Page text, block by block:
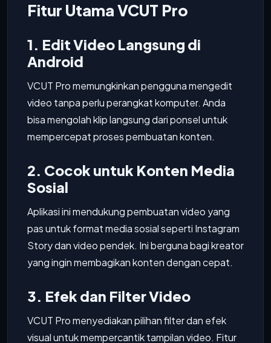
Fitur Utama VCUT Pro
1. Edit Video Langsung di
Android
VCUT Pro memungkinkan pengguna mengedit
video tanpa perlu perangkat komputer. Anda
bisa mengolah klip langsung dari ponsel untuk
mempercepat proses pembuatan konten.
2. Cocok untuk Konten Media
Sosial
Aplikasi ini mendukung pembuatan video yang
pas untuk format media sosial seperti Instagram
Story dan video pendek. Ini berguna bagi kreator
yang ingin membagikan konten dengan cepat.
3. Efek dan Filter Video
VCUT Pro menyediakan pilihan filter dan efek
visual untuk mempercantik tampilan video. Fitur